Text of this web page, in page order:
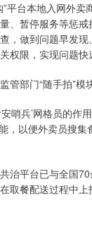
台本地入网外卖
、暂停服务等惩
，做到问题早发
限，实现问题快
部门“随手拍”模
兵’网格员的作
，以便外卖员搜
平台已与全国
取餐配送过程中